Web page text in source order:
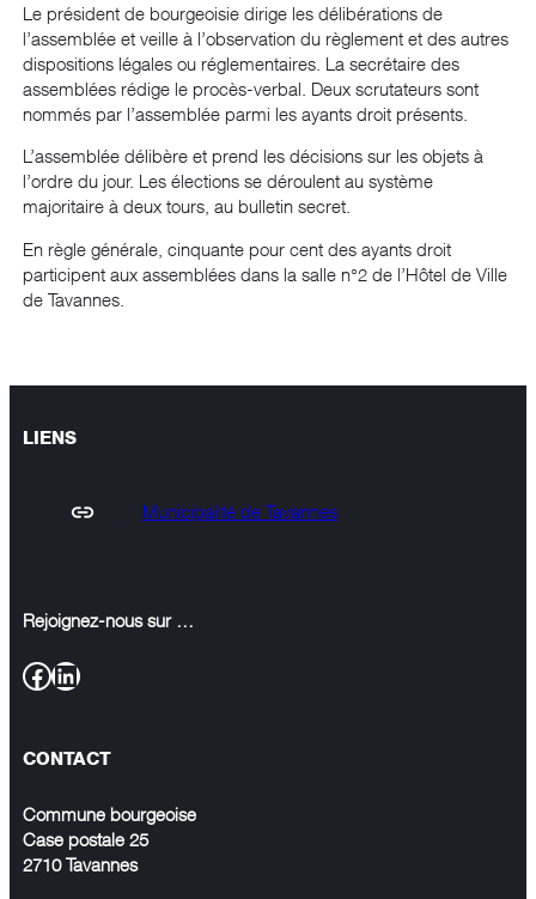
Le président de bourgeoisie dirige les délibérations de
l’assemblée et veille à l’observation du règlement et des autres
dispositions légales ou réglementaires. La secrétaire des
assemblées rédige le procès-verbal. Deux scrutateurs sont
nommés par l’assemblée parmi les ayants droit présents.
L’assemblée délibère et prend les décisions sur les objets à
l’ordre du jour. Les élections se déroulent au système
majoritaire à deux tours, au bulletin secret.
En règle générale, cinquante pour cent des ayants droit
participent aux assemblées dans la salle n°2 de l’Hôtel de Ville
de Tavannes.
LIENS
Municipalité de Tavannes
Rejoignez-nous sur …
Facebook LinkedIn
CONTACT
Commune bourgeoise
Case postale 25
2710 Tavannes